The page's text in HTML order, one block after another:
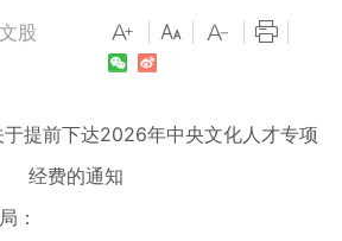
股
提前下达2026年中央文化人才专项
经费的通知
：